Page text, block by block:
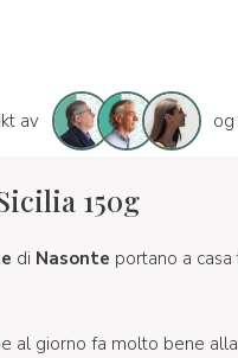
av
150g
di Nasonte portano a
al giorno fa molto bene